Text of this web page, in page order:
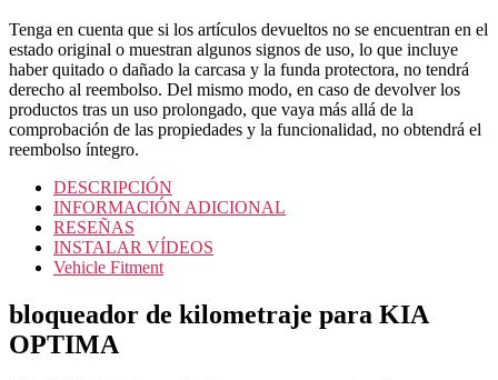
Tenga en cuenta que si los artículos devueltos no se encuentran en el
estado original o muestran algunos signos de uso, lo que incluye
haber quitado o dañado la carcasa y la funda protectora, no tendrá
derecho al reembolso. Del mismo modo, en caso de devolver los
productos tras un uso prolongado, que vaya más allá de la
comprobación de las propiedades y la funcionalidad, no obtendrá el
reembolso íntegro.
DESCRIPCIÓN
INFORMACIÓN ADICIONAL
RESEÑAS
INSTALAR VÍDEOS
Vehicle Fitment
bloqueador de kilometraje para KIA
OPTIMA